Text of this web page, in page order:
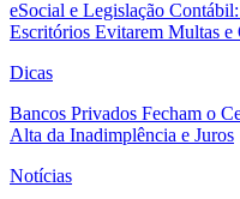
eSocial e Legislação
Escritórios Evitarem Multas e
Dicas
Bancos Privados Fecham o
Alta da Inadimplência e Juros
Notícias